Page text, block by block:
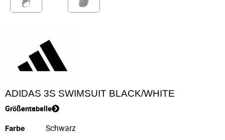
ADIDAS 3S SWIMSUIT BLACK/WHITE
Größentabelle
Farbe